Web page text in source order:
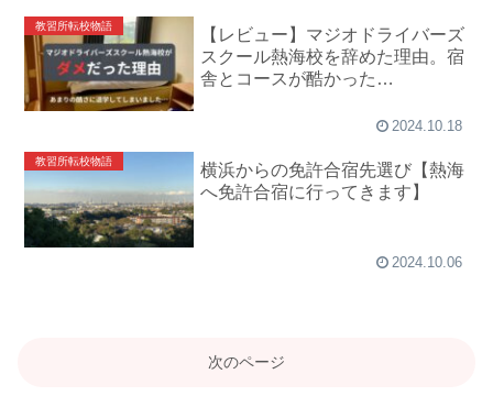
教習所転校物語
【レビュー】マジオドライバーズ
スクール熱海校を辞めた理由。宿
舎とコースが酷かった…
2024.10.18
教習所転校物語
横浜からの免許合宿先選び【熱海
へ免許合宿に行ってきます】
2024.10.06
次のページ